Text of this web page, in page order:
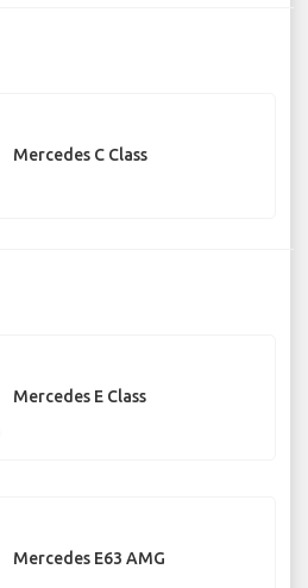
Mercedes C Class
Mercedes E Class
Mercedes E63 AMG